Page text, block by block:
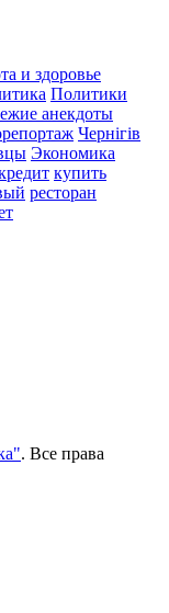
и здоровье
Политики
анекдоты
Чернігів
Экономика
купить
ресторан
. Все права